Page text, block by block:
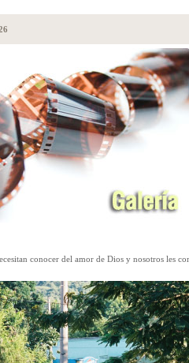
conocer del amor de Dios y nosotros les